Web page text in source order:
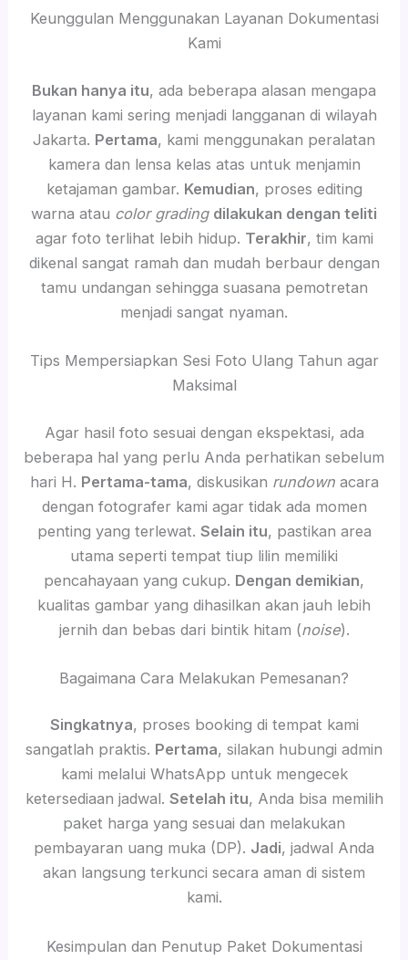
Keunggulan Menggunakan Layanan Dokumentasi
Kami
Bukan hanya itu, ada beberapa alasan mengapa
layanan kami sering menjadi langganan di wilayah
Jakarta. Pertama, kami menggunakan peralatan
kamera dan lensa kelas atas untuk menjamin
ketajaman gambar. Kemudian, proses editing
warna atau color grading dilakukan dengan teliti
agar foto terlihat lebih hidup. Terakhir, tim kami
dikenal sangat ramah dan mudah berbaur dengan
tamu undangan sehingga suasana pemotretan
menjadi sangat nyaman.
Tips Mempersiapkan Sesi Foto Ulang Tahun agar
Maksimal
Agar hasil foto sesuai dengan ekspektasi, ada
beberapa hal yang perlu Anda perhatikan sebelum
hari H. Pertama-tama, diskusikan rundownacara
dengan fotografer kami agar tidak ada momen
penting yang terlewat. Selain itu, pastikan area
utama seperti tempat tiup lilin memiliki
pencahayaan yang cukup. Dengan demikian,
kualitas gambar yang dihasilkan akan jauh lebih
jernih dan bebas dari bintik hitam (noise).
Bagaimana Cara Melakukan Pemesanan?
Singkatnya, proses booking di tempat kami
sangatlah praktis. Pertama, silakan hubungi admin
kami melalui WhatsApp untuk mengecek
ketersediaan jadwal. Setelah itu, Anda bisa memilih
paket harga yang sesuai dan melakukan
pembayaran uang muka (DP). Jadi, jadwal Anda
akan langsung terkunci secara aman di sistem
kami.
Kesimpulan dan Penutup Paket Dokumentasi